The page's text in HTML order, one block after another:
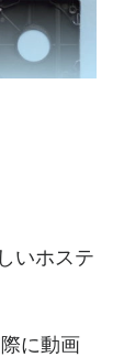
いホステ
に動画